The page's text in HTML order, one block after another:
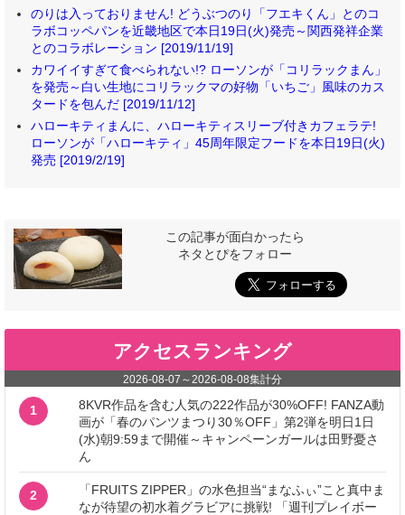
のりは入っておりません! どうぶつのり「フエキくん」とのコ
ラボコッペパンを近畿地区で本日19日(火)発売～関西発祥企業
とのコラボレーション [2019/11/19]
カワイイすぎて食べられない!? ローソンが「コリラックまん」
を発売～白い生地にコリラックマの好物「いちご」風味のカス
タードを包んだ [2019/11/12]
ハローキティまんに、ハローキティスリーブ付きカフェラテ!
ローソンが「ハローキティ」45周年限定フードを本日19日(火)
発売 [2019/2/19]
この記事が面白かったら
ネタとぴをフォロー
アクセスランキング
2026-08-07 ～2026-08-08集計分
1
8KVR作品を含む人気の222作品が30%OFF! FANZA動
画が「春のパンツまつり30％OFF」第2弾を明日1日
(水)朝9:59まで開催～キャンペーンガールは田野憂さ
ん
2
「FRUITS ZIPPER」の水色担当“まなふぃ”こと真中ま
なが待望の初水着グラビアに挑戦! 「週刊プレイボー